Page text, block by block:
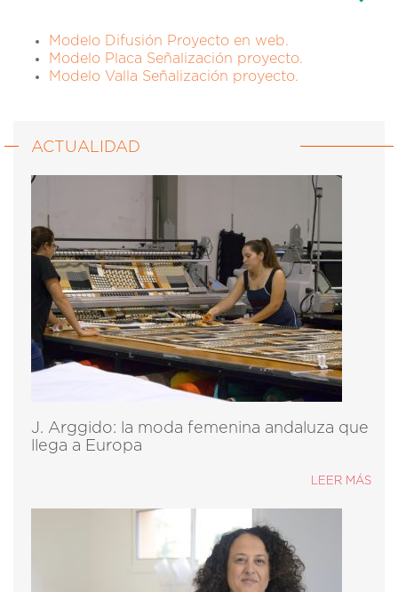
Modelo Difusión Proyecto en web.
Modelo Placa Señalización proyecto.
Modelo Valla Señalización proyecto.
ACTUALIDAD
J. Arggido: la moda femenina andaluza que
llega a Europa
LEER MÁS